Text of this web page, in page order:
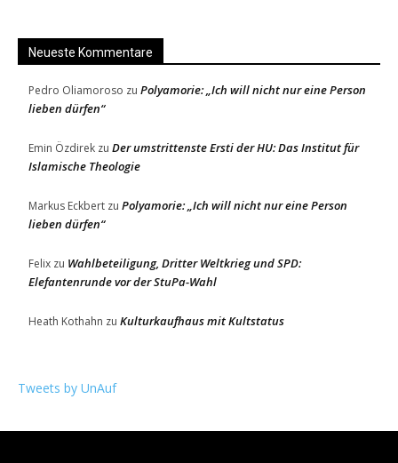
Neueste Kommentare
Pedro Oliamoroso zu Polyamorie: „Ich will nicht nur eine Person
lieben dürfen“
Emin Özdirek zu Der umstrittenste Ersti der HU: Das Institut für
Islamische Theologie
Markus Eckbert zu Polyamorie: „Ich will nicht nur eine Person
lieben dürfen“
Felix zu Wahlbeteiligung, Dritter Weltkrieg und SPD:
Elefantenrunde vor der StuPa-Wahl
Heath Kothahn zu Kulturkaufhaus mit Kultstatus
Tweets by UnAuf